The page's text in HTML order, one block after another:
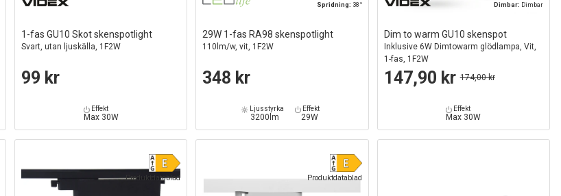
1-fas GU10 Skot skenspotlight
Svart, utan ljuskälla, 1F2W
99 kr
Effekt
Max 30W
Spridning: 38°
29W 1-fas RA98 skenspotlight
110lm/w, vit, 1F2W
348 kr
Ljusstyrka
3200lm
Effekt
29W
Dimbar: Dimbar
Dim to warm GU10 skenspot
Inklusive 6W Dimtowarm glödlampa, Vit,
1-fas, 1F2W
147,90 kr174,00 kr
Effekt
Max 30W
Produktdatablad Produktdatablad